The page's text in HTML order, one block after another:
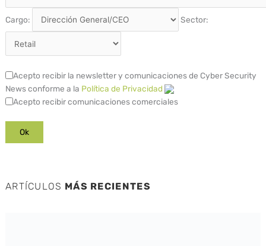
Cargo: Sector:
Acepto recibir la newsletter y comunicaciones de Cyber Security
News conforme a la Política de Privacidad
Acepto recibir comunicaciones comerciales
ARTÍCULOS MÁS RECIENTES